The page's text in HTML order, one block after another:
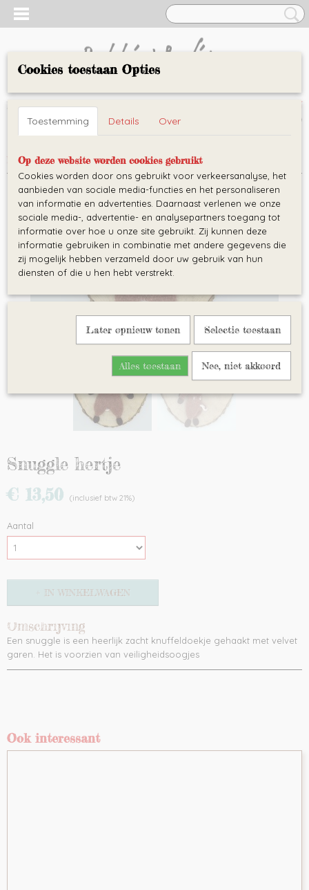
Inloggen Registreren
UW WINKELWAGEN
(0)
Home >Knuffeldoekjes>Snuggle hertje
Snuggle hertje
€ 13,50 (inclusief btw 21%)
Aantal
IN WINKELWAGEN
Omschrijving
Een snuggle is een heerlijk zacht knuffeldoekje gehaakt met velvet
garen. Het is voorzien van veiligheidsoogjes
Ook interessant
Cookies toestaan Opties
Toestemming Details Over
Op deze website worden cookies gebruikt
Cookies worden door ons gebruikt voor verkeersanalyse, het
aanbieden van sociale media-functies en het personaliseren
van informatie en advertenties. Daarnaast verlenen we onze
sociale media-, advertentie- en analysepartners toegang tot
informatie over hoe u onze site gebruikt. Zij kunnen deze
informatie gebruiken in combinatie met andere gegevens die
zij mogelijk hebben verzameld door uw gebruik van hun
diensten of die u hen hebt verstrekt.
Later opnieuw tonen Selectie toestaan
Alles toestaan Nee, niet akkoord